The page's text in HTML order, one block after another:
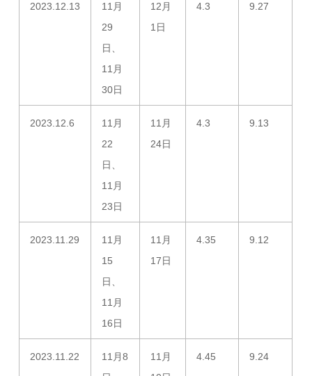
2023.12.13
11月
29
日、
11月
30日
12月
1日
4.3 9.27
2023.12.6
11月
22
日、
11月
23日
11月
24日
4.3 9.13
2023.11.29
11月
15
日、
11月
16日
11月
17日
4.35 9.12
2023.11.22
11月8
11月
4.45 9.24